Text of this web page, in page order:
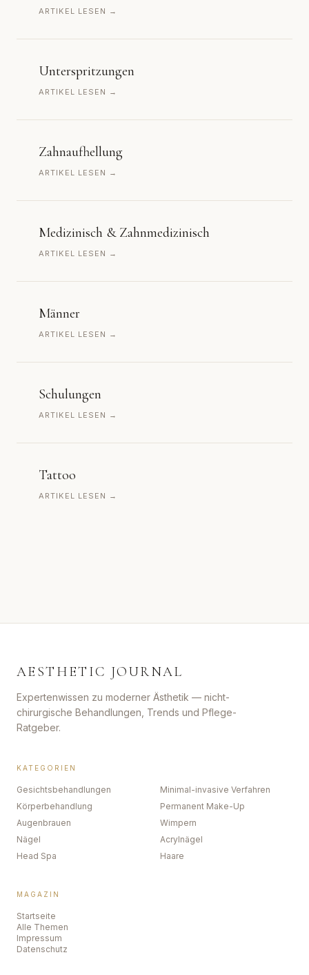
ARTIKEL LESEN →
Unterspritzungen
ARTIKEL LESEN →
Zahnaufhellung
ARTIKEL LESEN →
Medizinisch & Zahnmedizinisch
ARTIKEL LESEN →
Männer
ARTIKEL LESEN →
Schulungen
ARTIKEL LESEN →
Tattoo
ARTIKEL LESEN →
AESTHETIC JOURNAL
Expertenwissen zu moderner Ästhetik — nicht-
chirurgische Behandlungen, Trends und Pflege-
Ratgeber.
KATEGORIEN
Gesichtsbehandlungen
Minimal-invasive Verfahren
Körperbehandlung
Permanent Make-Up
Augenbrauen
Wimpern
Nägel
Acrylnägel
Head Spa
Haare
MAGAZIN
Startseite
Alle Themen
Impressum
Datenschutz